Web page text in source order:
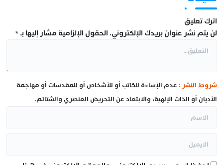
اترك تعليق
لن يتم نشر عنوان بريدك الإلكتروني. الحقول الإلزامية مشار إليها بـ*
شروط النشر : عدم الإساءة للكاتب أو للأشخاص أو للمقدسات أو مهاجمة
الأديان أو الذات الإلهية، والابتعاد عن التحريض العنصري والشتائم.